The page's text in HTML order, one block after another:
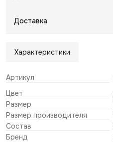
Доставка
Характеристики
Артикул
Цвет
Размер
Размер производителя
Состав
Бренд